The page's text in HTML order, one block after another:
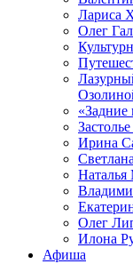
Лариса
Олег
Ирина
Олег
Илона
Афиша